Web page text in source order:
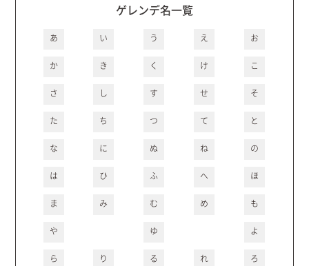
ゲレンデ名一覧
あ い う え お
か き く け こ
さ し す せ そ
た ち つ て と
な に ぬ ね の
は ひ ふ へ ほ
ま み む め も
や ゆ よ
ら り る れ ろ